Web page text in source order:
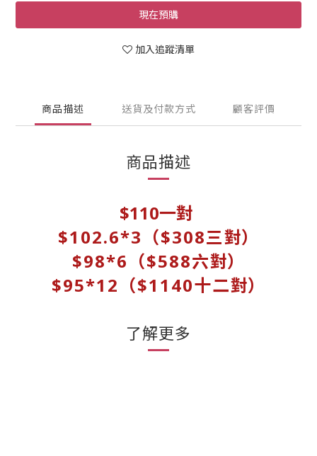
現在預購
加入追蹤清單
商品描述 送貨及付款方式 顧客評價
商品描述
$110一對
$102.6*3（$308三對）
$98*6（$588六對）
$95*12（$1140十二對）
了解更多